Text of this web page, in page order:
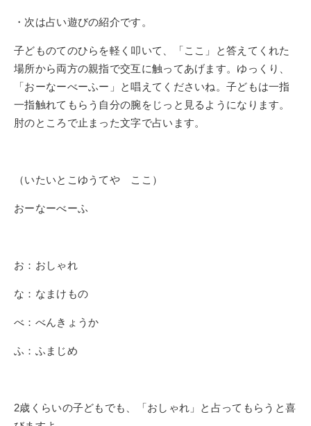
・次は占い遊びの紹介です。
子どものてのひらを軽く叩いて、「ここ」と答えてくれた
場所から両方の親指で交互に触ってあげます。ゆっくり、
「おーなーべーふー」と唱えてくださいね。子どもは一指
一指触れてもらう自分の腕をじっと見るようになります。
肘のところで止まった文字で占います。
（いたいとこゆうてや ここ）
おーなーべーふ
お：おしゃれ
な：なまけもの
べ：べんきょうか
ふ：ふまじめ
2歳くらいの子どもでも、「おしゃれ」と占ってもらうと喜